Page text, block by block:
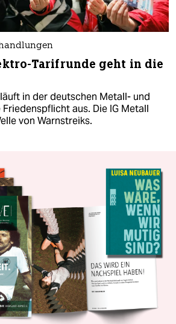
Tarifrunde geht in die
in der deutschen Metall- und
aus. Die IG Metall
von Warnstreiks.